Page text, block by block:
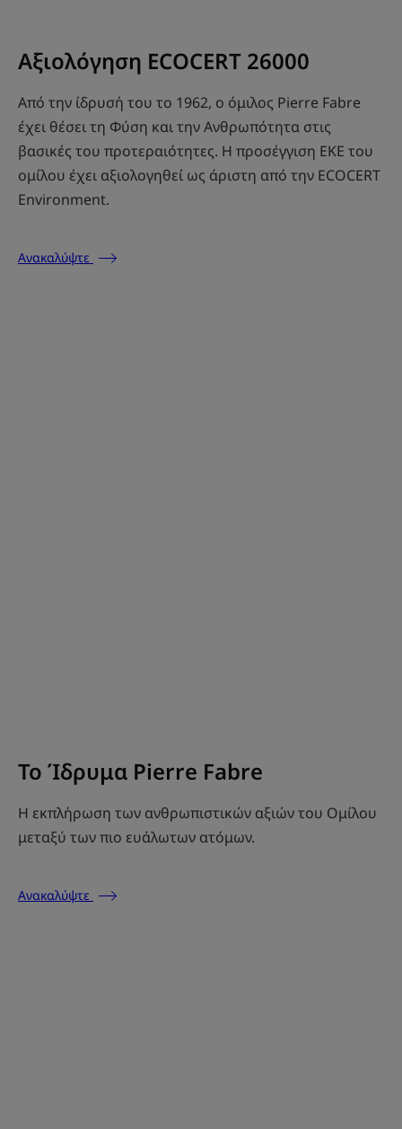
Αξιολόγηση ECOCERT 26000
Από την ίδρυσή του το 1962, ο όμιλος Pierre Fabre
έχει θέσει τη Φύση και την Ανθρωπότητα στις
βασικές του προτεραιότητες. Η προσέγγιση ΕΚΕ του
ομίλου έχει αξιολογηθεί ως άριστη από την ECOCERT
Environment.
Ανακαλύψτε
Το Ίδρυμα Pierre Fabre
Η εκπλήρωση των ανθρωπιστικών αξιών του Ομίλου
μεταξύ των πιο ευάλωτων ατόμων.
Ανακαλύψτε